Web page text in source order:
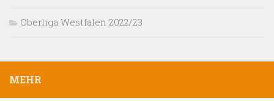
Oberliga Westfalen 2022/23
MEHR